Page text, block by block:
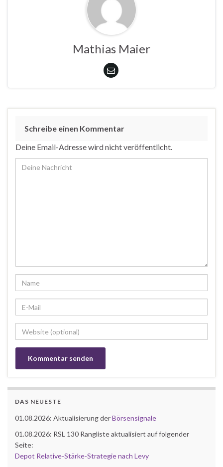
Mathias Maier
Schreibe einen Kommentar
Deine Email-Adresse wird nicht veröffentlicht.
DAS NEUESTE
01.08.2026: Aktualisierung derBörsensignale
01.08.2026: RSL 130 Rangliste aktualisiert auf folgender
Seite:
Depot Relative-Stärke-Strategie nach Levy